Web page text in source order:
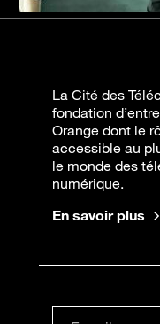
La Cité des
fondation
Orange dont le
accessible au
le monde des
numérique.
En savoir plus